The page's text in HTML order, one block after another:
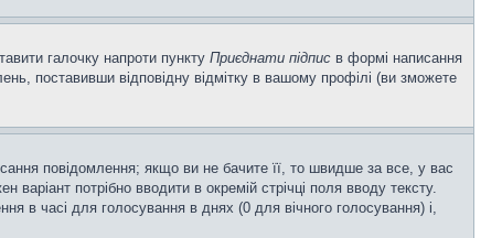
галочку напроти пункту Приєднати підпис в формі написання
поставивши відповідну відмітку в вашому профілі (ви зможете
повідомлення; якщо ви не бачите її, то швидше за все, у вас
потрібно вводити в окремій стрічці поля вводу тексту.
в часі для голосування в днях (0 для вічного голосування) і,